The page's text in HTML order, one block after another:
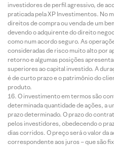
investidores de perfil agressivo, de
praticada pela XP Investimentos. No
direitos de compra ou venda de um
devendo o adquirente do direito
como num acordo seguro. As
consideradas de risco muito alto por
retorno e algumas posições
superiores ao capital investido. A
é de curto prazo e o patrimônio do
produto.
O investimento em termos são
determinada quantidade de ações, a
prazo determinado. O prazo do
pelos investidores, obedecendo o
dias corridos. O preço será o valor da
correspondente aos juros – que são